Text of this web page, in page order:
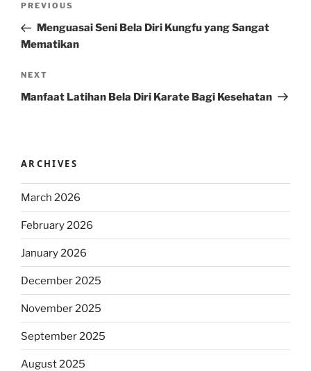
Previous
Post
PREVIOUS
Menguasai Seni Bela Diri Kungfu yang Sangat
Mematikan
Next
Post
NEXT
Manfaat Latihan Bela Diri Karate Bagi Kesehatan
ARCHIVES
March 2026
February 2026
January 2026
December 2025
November 2025
September 2025
August 2025